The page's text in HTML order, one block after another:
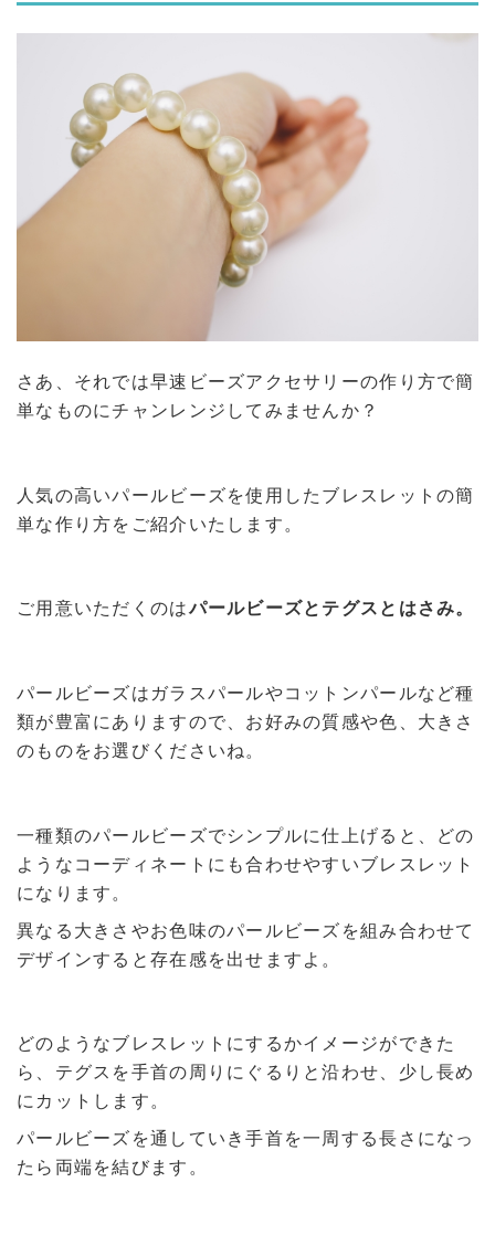
さあ、それでは早速ビーズアクセサリーの作り方で簡
単なものにチャンレンジしてみませんか？
人気の高いパールビーズを使用したブレスレットの簡
単な作り方をご紹介いたします。
ご用意いただくのはパールビーズとテグスとはさみ。
パールビーズはガラスパールやコットンパールなど種
類が豊富にありますので、お好みの質感や色、大きさ
のものをお選びくださいね。
一種類のパールビーズでシンプルに仕上げると、どの
ようなコーディネートにも合わせやすいブレスレット
になります。
異なる大きさやお色味のパールビーズを組み合わせて
デザインすると存在感を出せますよ。
どのようなブレスレットにするかイメージができた
ら、テグスを手首の周りにぐるりと沿わせ、少し長め
にカットします。
パールビーズを通していき手首を一周する長さになっ
たら両端を結びます。